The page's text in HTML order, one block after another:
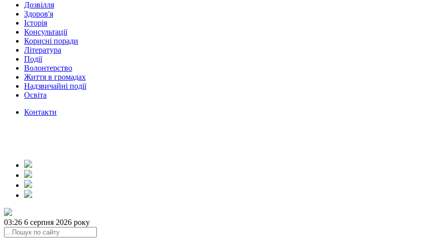
Дозвілля
Здоров'я
Історія
Консультації
Корисні поради
Література
Події
Волонтерство
Життя в громадах
Надзвичайні події
Освіта
Контакти
03:26 6 серпня 2026 року